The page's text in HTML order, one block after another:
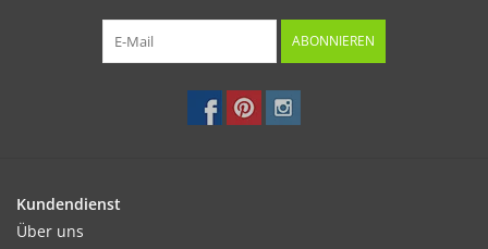
ABONNIEREN
Kundendienst
Über uns